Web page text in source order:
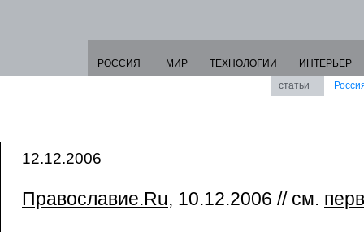
РОССИЯ МИР ТЕХНОЛОГИИ
ИНТЕРЬЕР
статьи
12.12.2006
Православие.Ru, 10.12.2006 // см.